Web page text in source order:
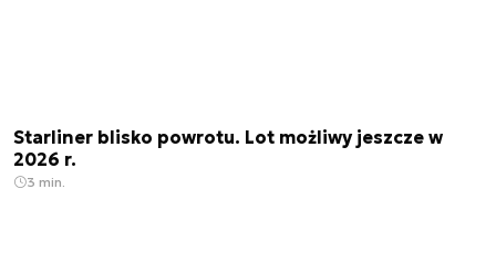
Starliner blisko powrotu. Lot możliwy jeszcze w
2026 r.
3 min.